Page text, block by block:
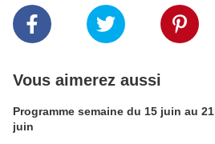
Vous aimerez aussi
Programme semaine du 15 juin au 21
juin